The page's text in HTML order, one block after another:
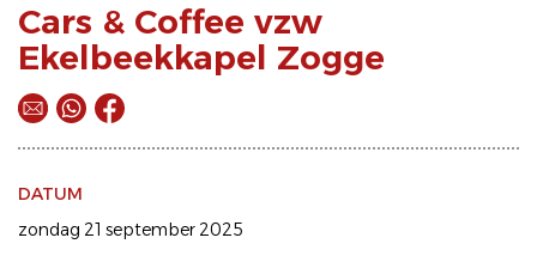
Cars & Coffee vzw
Ekelbeekkapel Zogge
DATUM
zondag 21 september 2025